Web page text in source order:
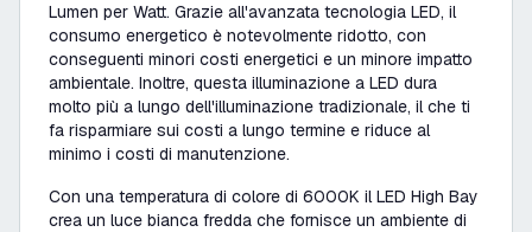
Lumen per Watt. Grazie all'avanzata tecnologia LED, il
consumo energetico è notevolmente ridotto, con
conseguenti minori costi energetici e un minore impatto
ambientale. Inoltre, questa illuminazione a LED dura
molto più a lungo dell'illuminazione tradizionale, il che ti
fa risparmiare sui costi a lungo termine e riduce al
minimo i costi di manutenzione.
Con una temperatura di colore di 6000K il LED High Bay
crea un luce bianca fredda che fornisce un ambiente di